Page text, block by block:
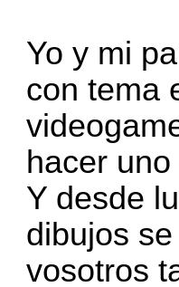
Yo y mi
con tema
hacer
Y desde
dibujos
vosotros